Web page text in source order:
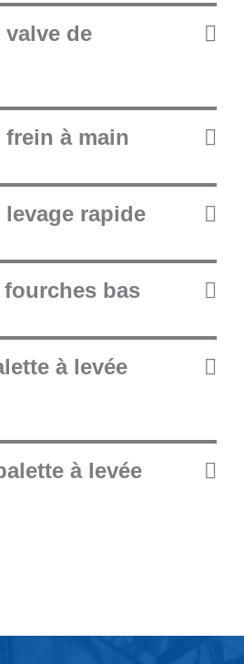
valve de
frein à main
levage rapide
fourches bas
à levée
à levée